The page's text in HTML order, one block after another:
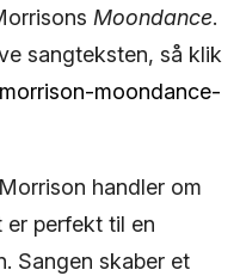
Moondance.
sangteksten, så klik
moondance-
handler om
er perfekt til en
Sangen skaber et